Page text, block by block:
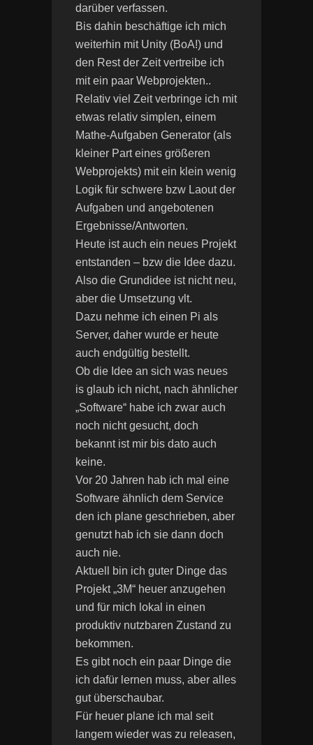
darüber verfassen.
Bis dahin beschäftige ich mich
weiterhin mit Unity (BoA!) und
den Rest der Zeit vertreibe ich
mit ein paar Webprojekten..
Relativ viel Zeit verbringe ich mit
etwas relativ simplen, einem
Mathe-Aufgaben Generator (als
kleiner Part eines größeren
Webprojekts) mit ein klein wenig
Logik für schwere bzw Laout der
Aufgaben und angebotenen
Ergebnisse/Antworten.
Heute ist auch ein neues Projekt
entstanden – bzw die Idee dazu.
Also die Grundidee ist nicht neu,
aber die Umsetzung vlt.
Dazu nehme ich einen Pi als
Server, daher wurde er heute
auch endgültig bestellt.
Ob die Idee an sich was neues
is glaub ich nicht, nach ähnlicher
„Software“ habe ich zwar auch
noch nicht gesucht, doch
bekannt ist mir bis dato auch
keine.
Vor 20 Jahren hab ich mal eine
Software ähnlich dem Service
den ich plane geschrieben, aber
genutzt hab ich sie dann doch
auch nie.
Aktuell bin ich guter Dinge das
Projekt „3M“ heuer anzugehen
und für mich lokal in einen
produktiv nutzbaren Zustand zu
bekommen.
Es gibt noch ein paar Dinge die
ich dafür lernen muss, aber alles
gut überschaubar.
Für heuer plane ich mal seit
langem wieder was zu releasen,